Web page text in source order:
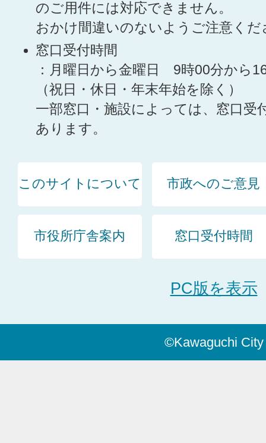
のご用件には対応できません。
おかけ間違いのないようご注意くだ
窓口受付時間
：月曜日から金曜日 9時00分から
（祝日・休日・年末年始を除く）
一部窓口・施設によっては、窓口受
あります。
このサイトについて 市政へのご意見
市役所庁舎案内 窓口受付時間
PC版を表示
©Kawaguchi City